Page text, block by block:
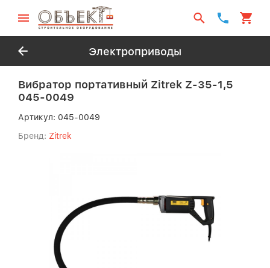
Электроприводы
Вибратор портативный Zitrek Z-35-1,5
045-0049
Артикул: 045-0049
Бренд: Zitrek